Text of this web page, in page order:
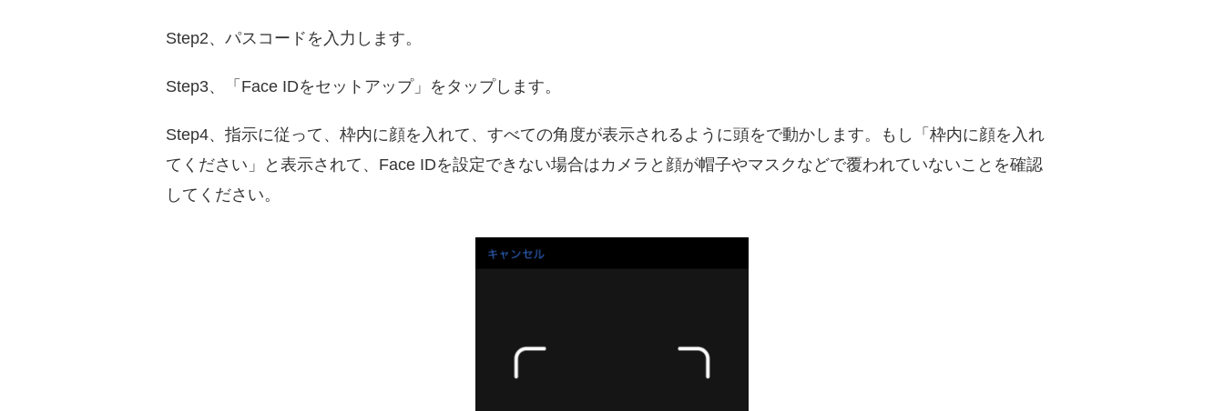
Step2、パスコードを入力します。
Step3、「Face IDをセットアップ」をタップします。
Step4、指示に従って、枠内に顔を入れて、すべての角度が表示されるように頭をで動かします。もし「枠内に顔を入れ
てください」と表示されて、Face IDを設定できない場合はカメラと顔が帽子やマスクなどで覆われていないことを確認
してください。